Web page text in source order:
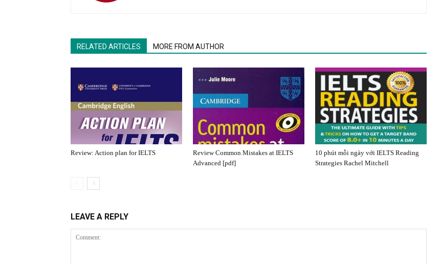
RELATED ARTICLES MORE FROM AUTHOR
Review: Action plan for IELTS
Review Common Mistakes at IELTS
Advanced [pdf]
10 phút mỗi ngày với IELTS Reading
Strategies Rachel Mitchell
LEAVE A REPLY